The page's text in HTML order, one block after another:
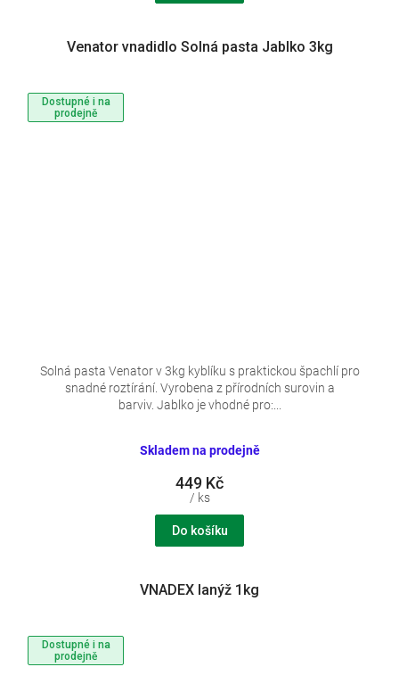
Dostupné i na
prodejně
Venator vnadidlo Solná pasta Jablko 3kg
Skladem na prodejně
449 Kč
/ ks
Do košíku
Solná pasta Venator v 3kg kyblíku s praktickou špachlí pro
snadné roztírání. Vyrobena z přírodních surovin a
barviv. Jablko je vhodné pro:...
Dostupné i na
prodejně
VNADEX lanýž 1kg